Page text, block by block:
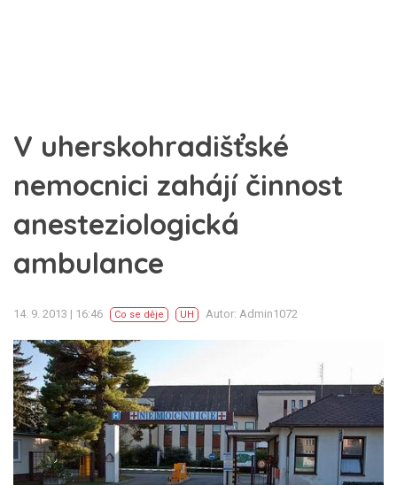
V uherskohradišťské
nemocnici zahájí činnost
anesteziologická
ambulance
14. 9. 2013 | 16:46 Co se děje UH Autor: Admin1072